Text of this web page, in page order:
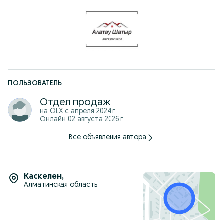
-Нарежем нужный вам размер, и доставим до объекта
-Внимание! Скидки от 230 м2
-Kaspi Red / Kaspi рассрочка
ПОЛЬЗОВАТЕЛЬ
Отдел продаж
на OLX с апреля 2024 г.
Онлайн 02 августа 2026 г.
Все объявления автора
Каскелен,
Алматинская область